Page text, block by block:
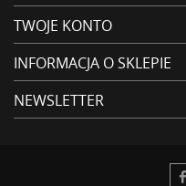
TWOJE KONTO
INFORMACJA O SKLEPIE
NEWSLETTER